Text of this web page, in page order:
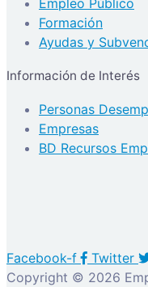
Empleo Público
Formación
Ayudas y
Información de Interés
Personas
Empresas
BD Recursos
Facebook-f Twitter
Copyright © 2026